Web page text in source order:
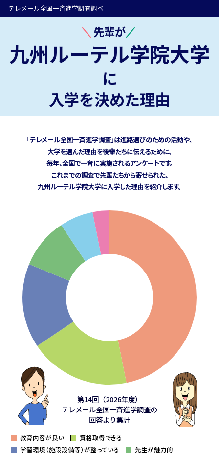
テレメール全国一斉進学調査調べ
先輩が
九州ルーテル学院大学
に
入学を決めた理由
「テレメール全国一斉進学調査」は進路選びのための活動や、
大学を選んだ理由を後輩たちに伝えるために、
毎年、全国で一斉に実施されるアンケートです。
これまでの調査で先輩たちから寄せられた、
九州ルーテル学院大学に入学した理由を紹介します。
教育内容が良い
資格取得できる
学習環境（施設設備等）が整っている
先生が魅力的
第14回（2026年度）
テレメール全国一斉進学調査の
回答より集計